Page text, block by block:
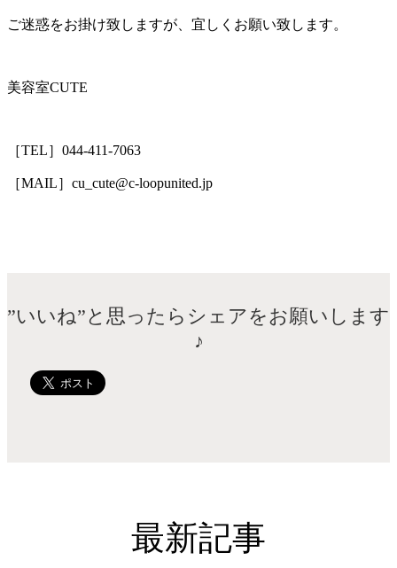
ご迷惑をお掛け致しますが、宜しくお願い致します。
美容室CUTE
［TEL］044-411-7063
［MAIL］cu_cute@c-loopunited.jp
”いいね”と思ったらシェアをお願いします
♪
最新記事